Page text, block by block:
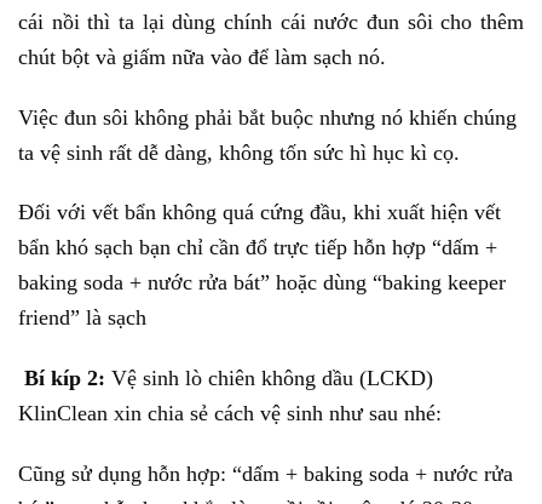
cái nồi thì ta lại dùng chính cái nước đun sôi cho thêm
chút bột và giấm nữa vào để làm sạch nó.
Việc đun sôi không phải bắt buộc nhưng nó khiến chúng
ta vệ sinh rất dễ dàng, không tốn sức hì hục kì cọ.
Đối với vết bẩn không quá cứng đầu, khi xuất hiện vết
bẩn khó sạch bạn chỉ cần đổ trực tiếp hỗn hợp “dấm +
baking soda + nước rửa bát” hoặc dùng “baking keeper
friend” là sạch
Bí kíp 2: Vệ sinh lò chiên không dầu (LCKD)
KlinClean xin chia sẻ cách vệ sinh như sau nhé:
Cũng sử dụng hỗn hợp: “dấm + baking soda + nước rửa